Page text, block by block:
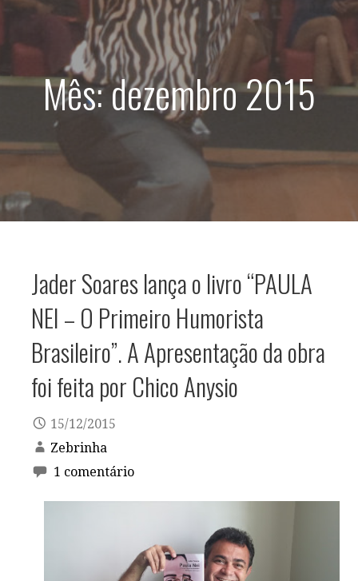
Mês: dezembro 2015
Jader Soares lança o livro “PAULA
NEI – O Primeiro Humorista
Brasileiro”. A Apresentação da obra
foi feita por Chico Anysio
15/12/2015
Zebrinha
1 comentário